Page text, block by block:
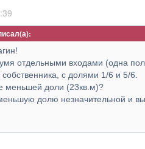
отдельными входами (одна
с долями 1/6 и 5/6.
меньшей доли (23кв.м)?
долю незначительной и